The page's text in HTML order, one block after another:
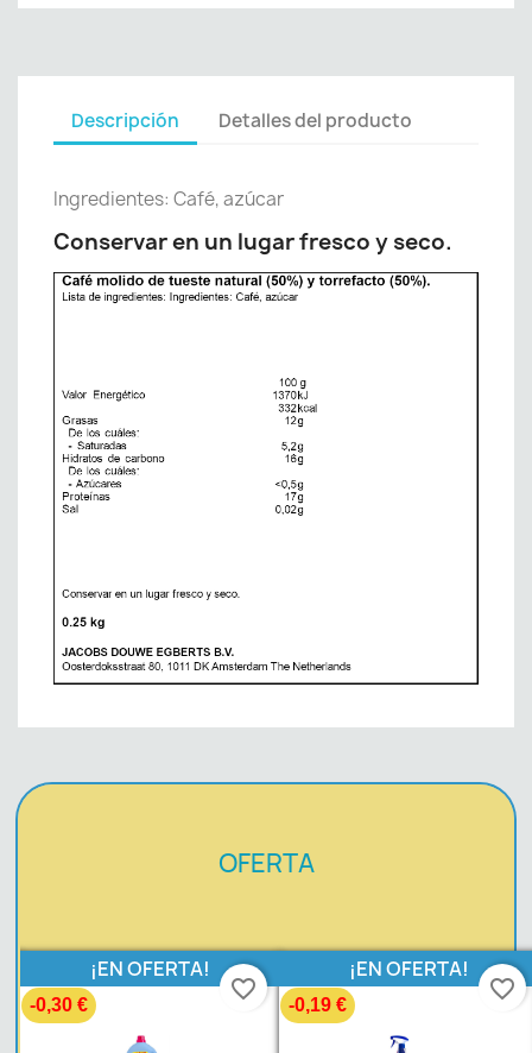
Descripción Detalles del producto
Ingredientes: Café, azúcar
Conservar en un lugar fresco y seco.
OFERTA
¡EN OFERTA!
-0,30 €
favorite_border
¡EN OFERTA!
-0,19 €
favorite_border